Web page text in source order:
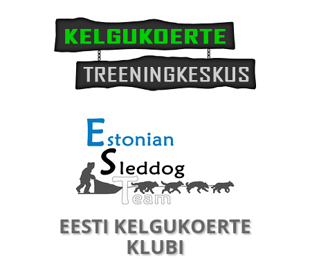
EESTI KELGUKOERTE
KLUBI